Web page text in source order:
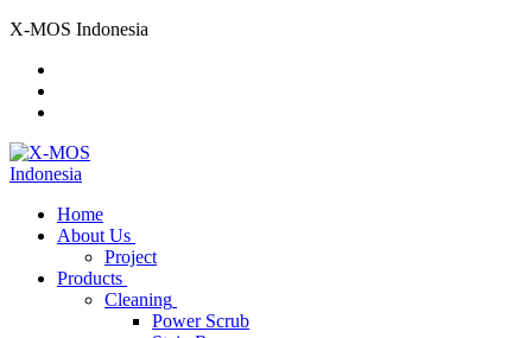
Skip
content
Menu
Close
X-MOS Indonesia
Home
About Us
Project
Products
Cleaning
Power Scrub